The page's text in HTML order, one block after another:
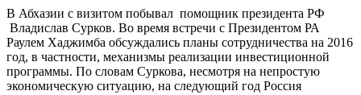
В Абхазии с визитом побывал помощник президента РФ
Владислав Сурков. Во время встречи с Президентом РА
Раулем Хаджимба обсуждались планы сотрудничества на 2016
год, в частности, механизмы реализации инвестиционной
программы. По словам Суркова, несмотря на непростую
экономическую ситуацию, на следующий год Россия